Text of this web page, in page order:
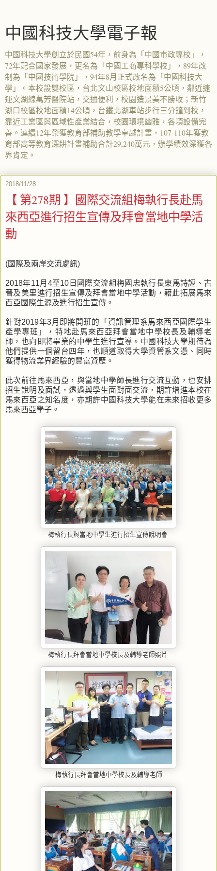
中國科技大學電子報
中國科技大學創立於民國54年，前身為「中國市政專校」，
72年配合國家發展，更名為「中國工商專科學校」，89年改
制為「中國技術學院」，94年8月正式改名為「中國科技大
學」。本校設雙校區，台北文山校區校地面積5公頃，鄰近捷
運文湖線萬芳醫院站，交通便利，校園造景美不勝收；新竹
湖口校區校地面積14公頃，台鐵北湖車站步行三分鐘到校，
靠近工業區與區域性產業結合，校園環境幽雅，各項設備完
善。連續12年榮獲教育部補助教學卓越計畫，107-110年獲教
育部高等教育深耕計畫補助合計29,240萬元，辦學績效深獲各
界肯定。
2018/11/28
【 第278期 】國際交流組梅執行長赴馬
來西亞進行招生宣傳及拜會當地中學活
動
(國際及兩岸交流處訊)
2018年11月4至10日國際交流組梅國忠執行長東馬詩誣、古
晉及美里進行招生宣傳及拜會當地中學活動，藉此拓展馬來
西亞國際生源及進行招生宣傳。
針對2019年3月即將開班的「資訊管理系馬來西亞國際學生
產學專班」，特地赴馬來西亞拜會當地中學校長及輔導老
師，也向即將畢業的中學生進行宣導。中國科技大學期待為
他們提供一個留台四年，也順道取得大學資管系文憑、同時
獲得物流業界經驗的豐富資歷。
此次前往馬來西亞，與當地中學師長進行交流互動，也安排
招生說明及面試，透過與學生面對面交流，期許增進本校在
馬來西亞之知名度，亦期許中國科技大學能在未來招收更多
馬來西亞學子。
梅執行長與當地中學生進行招生宣傳說明會
梅執行長拜會當地中學校長及輔導老師照片
梅執行長拜會當地中學校長及輔導老師